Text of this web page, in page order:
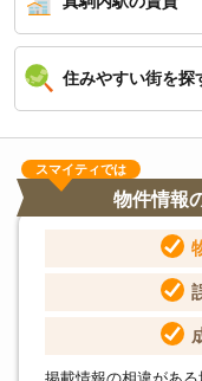
住みやすい街を探
スマイティでは
物件情報